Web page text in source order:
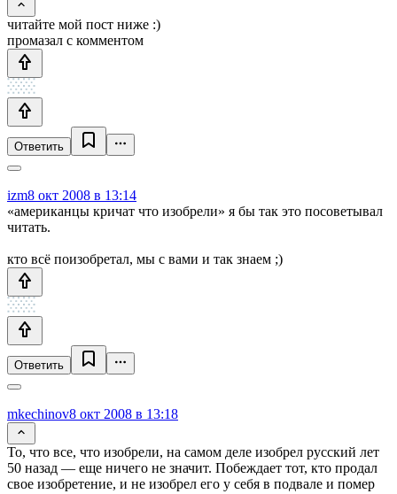
читайте мой пост ниже :)
промазал с комментом
Ответить
izm8 окт 2008 в 13:14
«американцы кричат что изобрели» я бы так это посоветывал
читать.
кто всё поизобретал, мы с вами и так знаем ;)
Ответить
mkechinov8 окт 2008 в 13:18
То, что все, что изобрели, на самом деле изобрел русский лет
50 назад — еще ничего не значит. Побеждает тот, кто продал
свое изобретение, и не изобрел его у себя в подвале и помер